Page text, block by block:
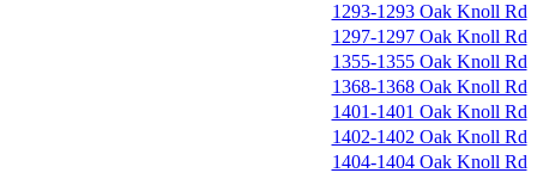
1293-1293 Oak Knoll Rd
1297-1297 Oak Knoll Rd
1355-1355 Oak Knoll Rd
1368-1368 Oak Knoll Rd
1401-1401 Oak Knoll Rd
1402-1402 Oak Knoll Rd
1404-1404 Oak Knoll Rd